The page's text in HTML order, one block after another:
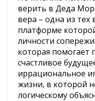
верить в Деда
вера – одна из тех
платформе
личности
которая помогает
счастливое
иррациональное
жизни, в которой
логическому